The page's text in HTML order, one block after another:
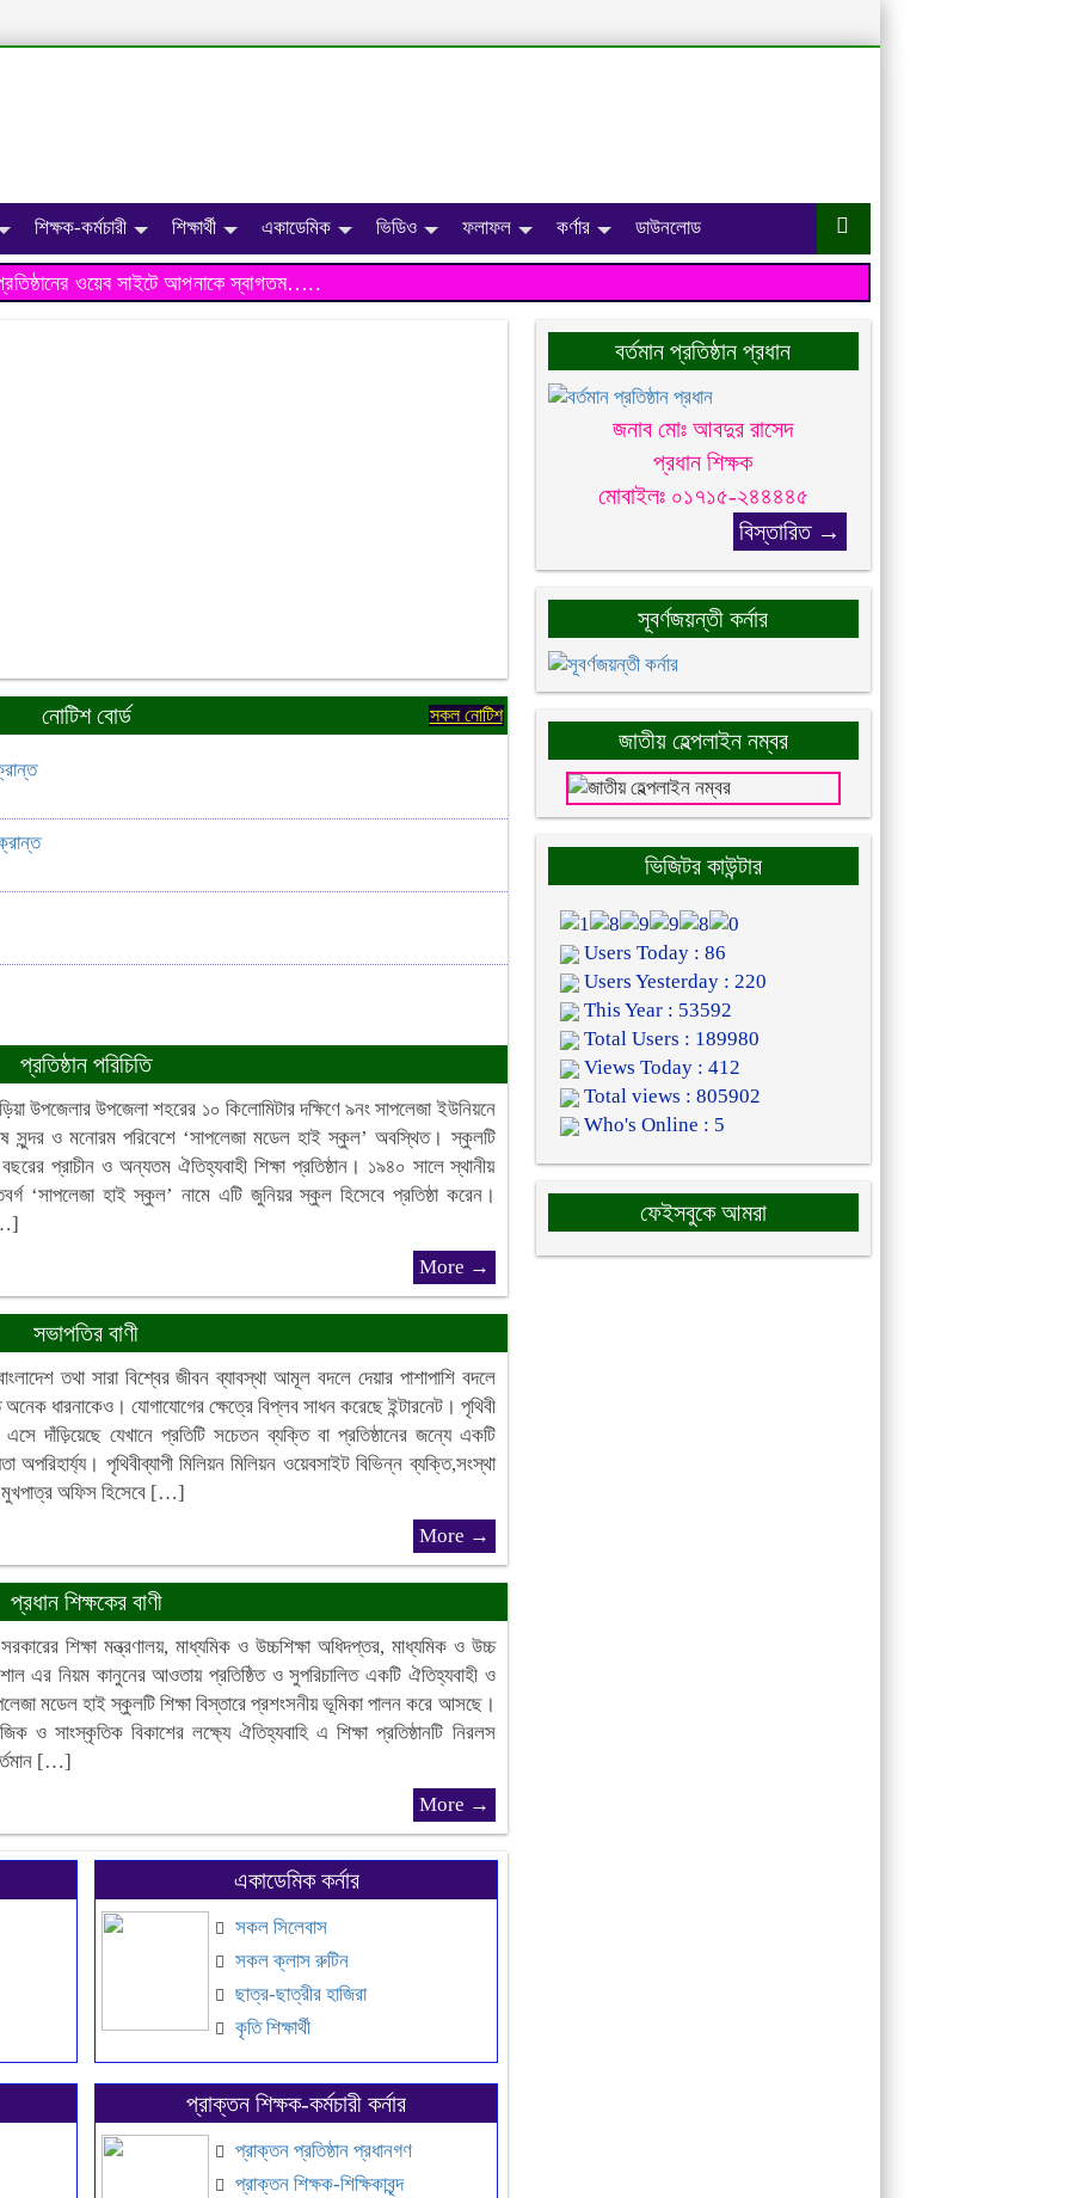
শিক্ষক-কর্মচারী শিক্ষার্থী একাডেমিক ভিডিও ফলাফল কর্ণার ডাউনলোড
ওয়েব সাইটে আপনাকে স্বাগতম…..
নোটিশ বোর্ড সকল নোটিশ
প্রতিষ্ঠান পরিচিতি
উপজেলার উপজেলা শহরের ১০ কিলোমিটার দক্ষিণে ৯নং সাপলেজা ইউনিয়নে
সুন্দর ও মনোরম পরিবেশে ‘সাপলেজা মডেল হাই স্কুল’ অবস্থিত। স্কুলটি
প্রাচীন ও অন্যতম ঐতিহ্যবাহী শিক্ষা প্রতিষ্ঠান। ১৯৪০ সালে স্থানীয়
‘সাপলেজা হাই স্কুল’ নামে এটি জুনিয়র স্কুল হিসেবে প্রতিষ্ঠা করেন।
More →
সভাপতির বাণী
তথা সারা বিশ্বের জীবন ব্যাবস্থা আমূল বদলে দেয়ার পাশাপাশি বদলে
ধারনাকেও। যোগাযোগের ক্ষেত্রে বিপ্লব সাধন করেছে ইন্টারনেট। পৃথিবী
দাঁড়িয়েছে যেখানে প্রতিটি সচেতন ব্যক্তি বা প্রতিষ্ঠানের জন্যে একটি
অপরিহার্য্য। পৃথিবীব্যাপী মিলিয়ন মিলিয়ন ওয়েবসাইট বিভিন্ন ব্যক্তি,সংস্থা
মুখপাত্র অফিস হিসেবে […]
More →
প্রধান শিক্ষকের বাণী
সরকারের শিক্ষা মন্ত্রণালয়, মাধ্যমিক ও উচ্চশিক্ষা অধিদপ্তর, মাধ্যমিক ও উচ্চ
এর নিয়ম কানুনের আওতায় প্রতিষ্ঠিত ও সুপরিচালিত একটি ঐতিহ্যবাহী ও
মডেল হাই স্কুলটি শিক্ষা বিস্তারে প্রশংসনীয় ভূমিকা পালন করে আসছে।
ও সাংস্কৃতিক বিকাশের লক্ষ্যে ঐতিহ্যবাহি এ শিক্ষা প্রতিষ্ঠানটি নিরলস
[…]
More →
একাডেমিক কর্নার
সকল সিলেবাস
সকল ক্লাস রুটিন
ছাত্র-ছাত্রীর হাজিরা
কৃতি শিক্ষার্থী
প্রাক্তন শিক্ষক-কর্মচারী কর্নার
প্রাক্তন প্রতিষ্ঠান প্রধানগণ
প্রাক্তন শিক্ষক-শিক্ষিকাবৃন্দ
বর্তমান প্রতিষ্ঠান প্রধান
জনাব মোঃ আবদুর রাসেদ
প্রধান শিক্ষক
মোবাইলঃ ০১৭১৫-২৪৪৪৪৫
বিস্তারিত →
সূবর্ণজয়ন্তী কর্নার
জাতীয় হেল্পলাইন নম্বর
ভিজিটর কাউন্টার
Users Today : 86
Users Yesterday : 220
This Year : 53592
Total Users : 189980
Views Today : 412
Total views : 805902
Who's Online : 5
ফেইসবুকে আমরা